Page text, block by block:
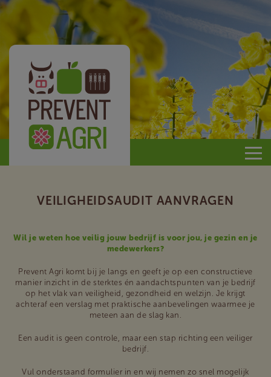
Prevent
VEILIGHEIDSAUDIT AANVRAGEN
Wil je weten hoe veilig jouw bedrijf is voor jou, je gezin en je
medewerkers?
Prevent Agri komt bij je langs en geeft je op een constructieve
manier inzicht in de sterktes én aandachtspunten van je bedrijf
op het vlak van veiligheid, gezondheid en welzijn. Je krijgt
achteraf een verslag met praktische aanbevelingen waarmee je
meteen aan de slag kan.
Een audit is geen controle, maar een stap richting een veiliger
bedrijf.
Vul onderstaand formulier in en wij nemen zo snel mogelijk